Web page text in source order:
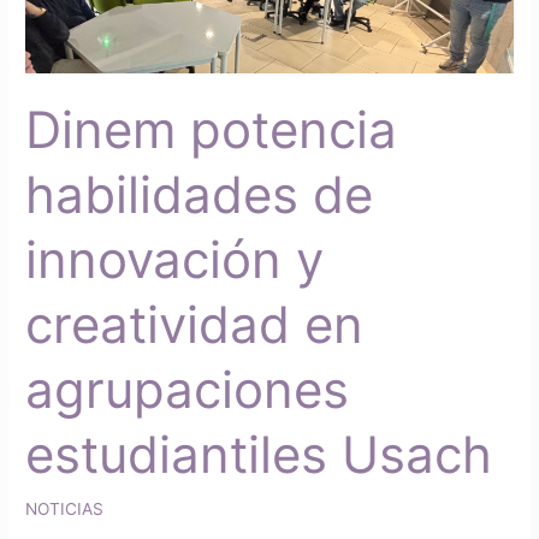
Dinem potencia
habilidades de
innovación y
creatividad en
agrupaciones
estudiantiles Usach
NOTICIAS
de
innovación
y
en
agrupaciones
Usach